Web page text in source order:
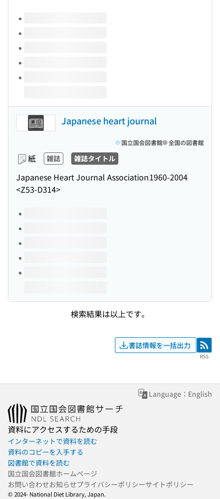
このタイトルの巻号
Japanese heart journal
紙 雑誌 雑誌タイトル
Japanese Heart Journal Association1960-2004
<Z53-D314>
国立国会図書館 全国の図書館
このタイトルの巻号
検索結果は以上です。
書誌情報を一括出力 RSS
RSS
Language：English
資料にアクセスするための手段
インターネットで資料を読む
資料のコピーを入手する
図書館で資料を読む
国立国会図書館ホームページ
お問い合わせお知らせプライバシーポリシーサイトポリシー
© 2024- National Diet Library, Japan.